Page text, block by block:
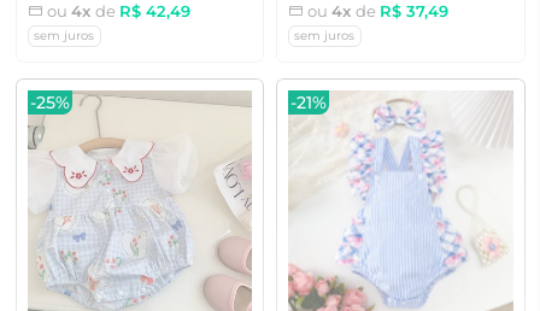
ou 4x de R$ 42,49
sem juros
ou 4x de R$ 37,49
sem juros
-25% -21%